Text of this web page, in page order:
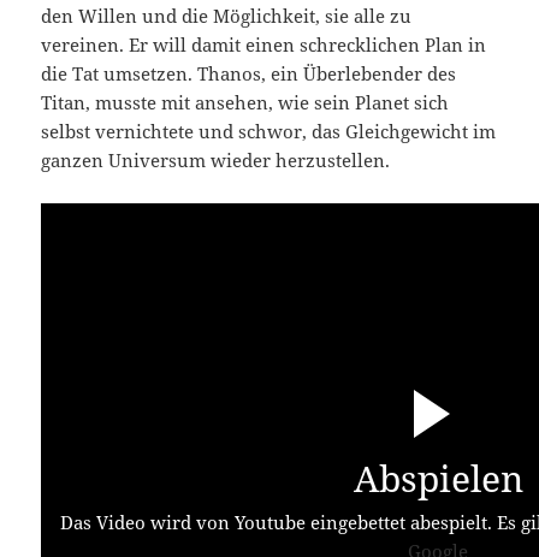
den Willen und die Möglichkeit, sie alle zu
vereinen. Er will damit einen schrecklichen Plan in
die Tat umsetzen. Thanos, ein Überlebender des
Titan, musste mit ansehen, wie sein Planet sich
selbst vernichtete und schwor, das Gleichgewicht im
ganzen Universum wieder herzustellen.
Abspielen
Das Video wird von Youtube eingebettet abespielt. Es
Google